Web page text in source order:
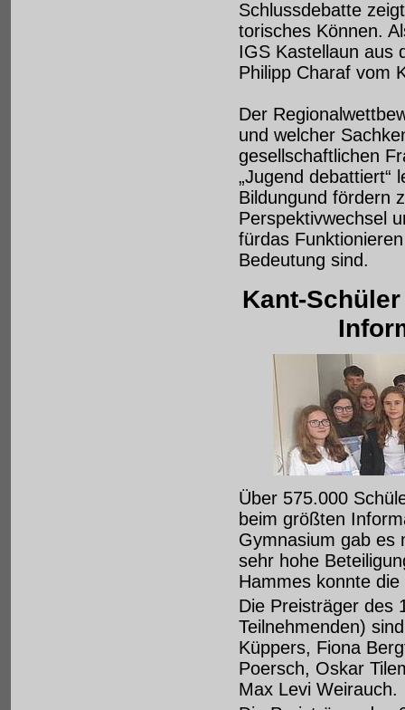
Schlussdebatte
torisches Können.
IGS Kastellaun aus
Philipp Charaf vom
Der
und welcher
gesellschaftlichen
„Jugend debattiert“
Bildungund fördern
Perspektivwechsel
fürdas
Bedeutung sind.
Kant-
Über 575.000
beim größten
Gymnasium gab es
sehr hohe
Hammes konnte
Die Preisträger des
Teilnehmenden)
Küppers, Fiona
Poersch, Oskar
Max Levi Weirauch.